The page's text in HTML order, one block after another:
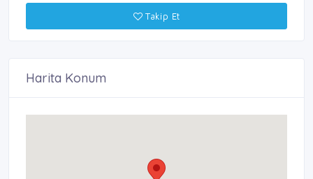
Takip Et
Harita Konum